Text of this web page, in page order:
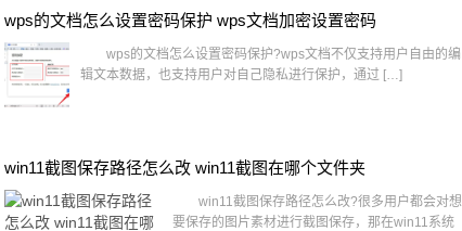
wps的文档怎么设置密码保护 wps文档加密设置密码
wps的文档怎么设置密码保护?wps文档不仅支持用户自由的编
辑文本数据，也支持用户对自己隐私进行保护，通过 […]
win11截图保存路径怎么改 win11截图在哪个文件夹
win11截图保存路径怎么改?很多用户都会对想
要保存的图片素材进行截图保存，那在win11系统